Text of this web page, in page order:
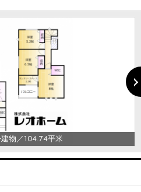
物／104.74平米